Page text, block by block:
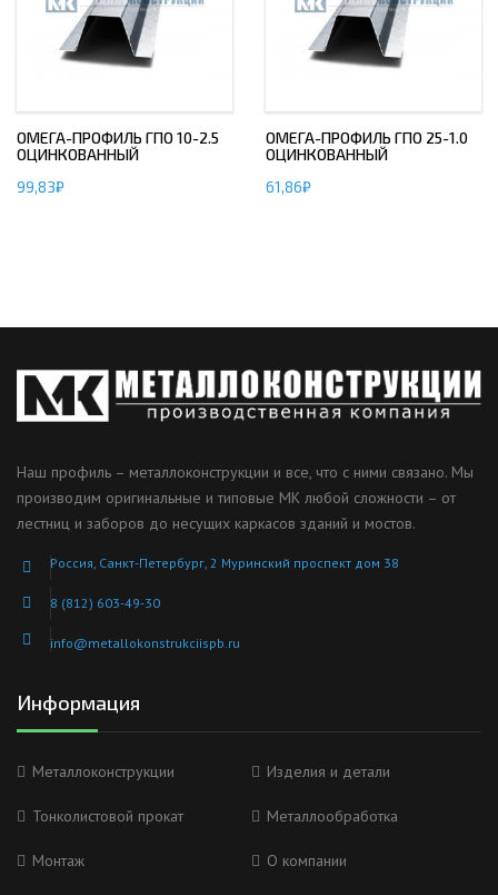
ОМЕГА-ПРОФИЛЬ ГПО 10-2.5
ОЦИНКОВАННЫЙ
99,83₽
ОМЕГА-ПРОФИЛЬ ГПО 25-1.0
ОЦИНКОВАННЫЙ
61,86₽
Наш профиль – металлоконструкции и все, что с ними связано. Мы
производим оригинальные и типовые МК любой сложности – от
лестниц и заборов до несущих каркасов зданий и мостов.
Россия, Санкт-Петербург, 2 Муринский проспект дом 38
8 (812) 603-49-30
info@metallokonstrukciispb.ru
Информация
Металлоконструкции Изделия и детали
Тонколистовой прокат Металлообработка
Монтаж О компании